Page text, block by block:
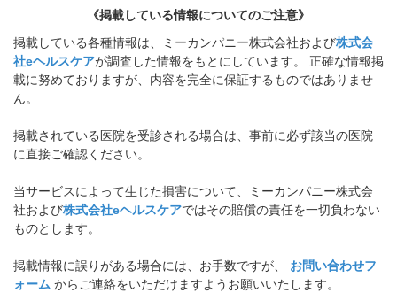
《掲載している情報についてのご注意》
掲載している各種情報は、ミーカンパニー株式会社および株式会
社eヘルスケアが調査した情報をもとにしています。 正確な情報掲
載に努めておりますが、内容を完全に保証するものではありませ
ん。
掲載されている医院を受診される場合は、事前に必ず該当の医院
に直接ご確認ください。
当サービスによって生じた損害について、ミーカンパニー株式会
社および株式会社eヘルスケアではその賠償の責任を一切負わない
ものとします。
掲載情報に誤りがある場合には、お手数ですが、
お問い合わせフ
ォーム からご連絡をいただけますようお願いいたします。